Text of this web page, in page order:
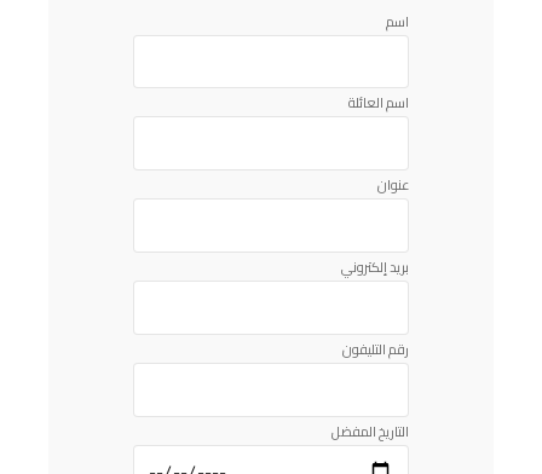
اسم
اسم العائلة
عنوان
بريد إلكتروني
رقم التليفون
التاريخ المفضل